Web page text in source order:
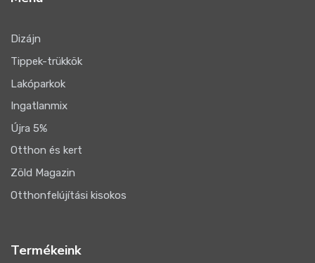
Dizájn
Tippek-trükkök
Lakóparkok
Ingatlanmix
Újra 5%
Otthon és kert
Zöld Magazin
Otthonfelújítási kisokos
Termékeink